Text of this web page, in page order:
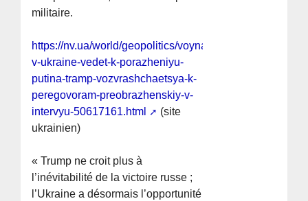
militaire.
https://nv.ua/world/geopolitics/voyna-
v-ukraine-vedet-k-porazheniyu-
putina-tramp-vozvrashchaetsya-k-
peregovoram-preobrazhenskiy-v-
intervyu-50617161.html
(site
ukrainien)
« Trump ne croit plus à
l’inévitabilité de la victoire russe ;
l’Ukraine a désormais l’opportunité